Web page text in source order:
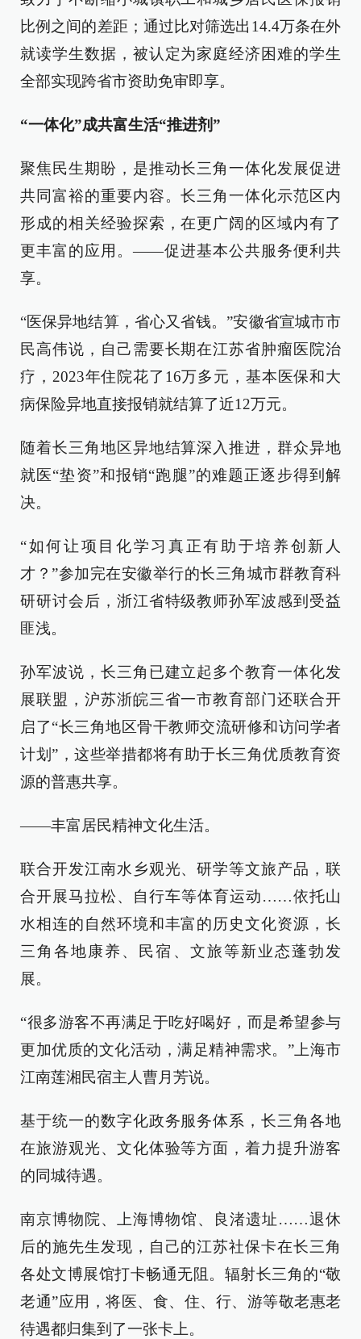
比例之间的差距；通过比对筛选出14.4万条在外
就读学生数据，被认定为家庭经济困难的学生
全部实现跨省市资助免审即享。
“一体化”成共富生活“推进剂”
聚焦民生期盼，是推动长三角一体化发展促进
共同富裕的重要内容。长三角一体化示范区内
形成的相关经验探索，在更广阔的区域内有了
更丰富的应用。——促进基本公共服务便利共
享。
“医保异地结算，省心又省钱。”安徽省宣城市市
民高伟说，自己需要长期在江苏省肿瘤医院治
疗，2023年住院花了16万多元，基本医保和大
病保险异地直接报销就结算了近12万元。
随着长三角地区异地结算深入推进，群众异地
就医“垫资”和报销“跑腿”的难题正逐步得到解
决。
“如何让项目化学习真正有助于培养创新人
才？”参加完在安徽举行的长三角城市群教育科
研研讨会后，浙江省特级教师孙军波感到受益
匪浅。
孙军波说，长三角已建立起多个教育一体化发
展联盟，沪苏浙皖三省一市教育部门还联合开
启了“长三角地区骨干教师交流研修和访问学者
计划”，这些举措都将有助于长三角优质教育资
源的普惠共享。
——丰富居民精神文化生活。
联合开发江南水乡观光、研学等文旅产品，联
合开展马拉松、自行车等体育运动……依托山
水相连的自然环境和丰富的历史文化资源，长
三角各地康养、民宿、文旅等新业态蓬勃发
展。
“很多游客不再满足于吃好喝好，而是希望参与
更加优质的文化活动，满足精神需求。”上海市
江南莲湘民宿主人曹月芳说。
基于统一的数字化政务服务体系，长三角各地
在旅游观光、文化体验等方面，着力提升游客
的同城待遇。
南京博物院、上海博物馆、良渚遗址……退休
后的施先生发现，自己的江苏社保卡在长三角
各处文博展馆打卡畅通无阻。辐射长三角的“敬
老通”应用，将医、食、住、行、游等敬老惠老
待遇都归集到了一张卡上。